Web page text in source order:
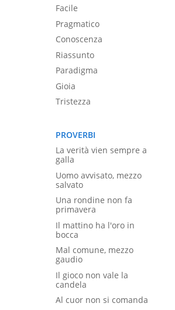
Facile
Pragmatico
Conoscenza
Riassunto
Paradigma
Gioia
Tristezza
PROVERBI
La verità vien sempre a
galla
Uomo avvisato, mezzo
salvato
Una rondine non fa
primavera
Il mattino ha l'oro in
bocca
Mal comune, mezzo
gaudio
Il gioco non vale la
candela
Al cuor non si comanda